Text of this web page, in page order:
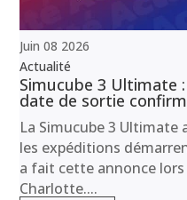
Juin 08 2026
Actualité
Simucube 3 Ultimate
date de sortie
La Simucube 3
les expéditions
a fait cette annonce lors
Charlotte....